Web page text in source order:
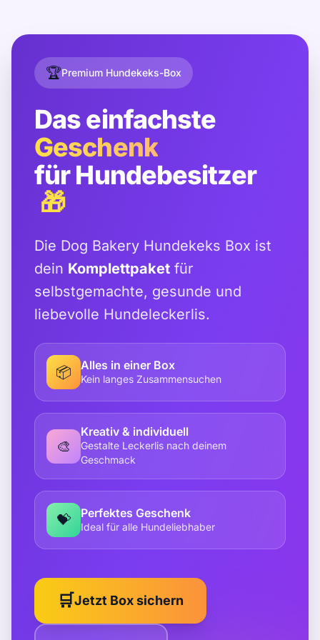
🏆Premium Hundekeks-Box
Das einfachste
Geschenk
für Hundebesitzer
🎁
Die Dog Bakery Hundekeks Box ist
dein Komplettpaket für
selbstgemachte, gesunde und
liebevolle Hundeleckerlis.
📦 Alles in einer Box
Kein langes Zusammensuchen
🎨
Kreativ & individuell
Gestalte Leckerlis nach deinem
Geschmack
💝 Perfektes Geschenk
Ideal für alle Hundeliebhaber
🛒Jetzt Box sichern